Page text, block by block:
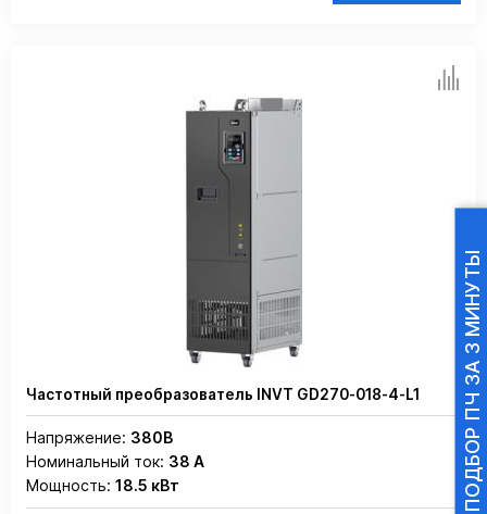
Частотный преобразователь INVT GD270-018-4-L1
Напряжение: 380В
Номинальный ток: 38 А
Мощность: 18.5 кВт ПОДБОР ПЧ ЗА 3 МИНУТЫ